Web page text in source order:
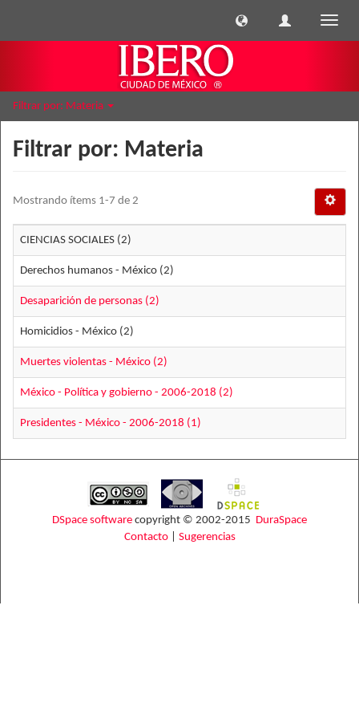
Filtrar por: Materia
Filtrar por: Materia
Mostrando ítems 1-7 de 2
CIENCIAS SOCIALES (2)
Derechos humanos - México (2)
Desaparición de personas (2)
Homicidios - México (2)
Muertes violentas - México (2)
México - Política y gobierno - 2006-2018 (2)
Presidentes - México - 2006-2018 (1)
DSpace software copyright © 2002-2015 DuraSpace
Contacto| Sugerencias